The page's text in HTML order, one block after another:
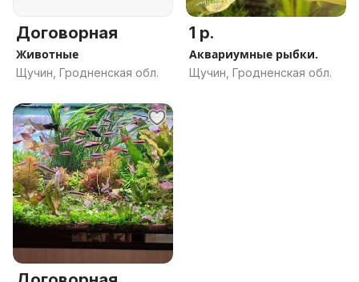
Договорная
Животные
Щучин, Гродненская обл.
1 р.
Аквариумные рыбки.
Щучин, Гродненская обл.